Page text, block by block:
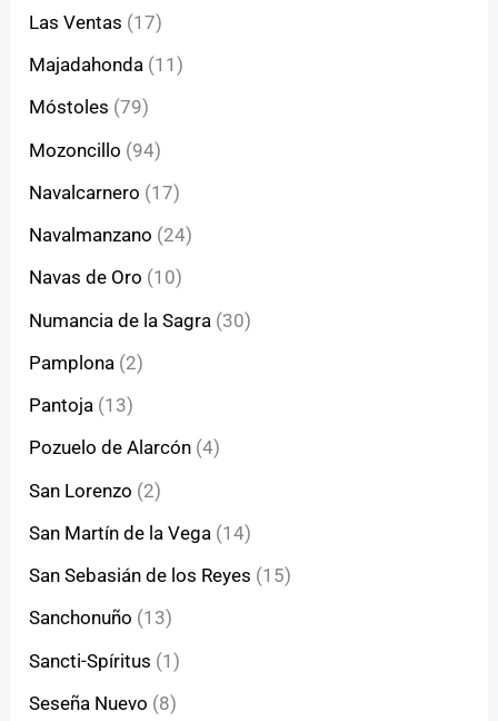
Las Ventas (17)
Majadahonda (11)
Móstoles (79)
Mozoncillo (94)
Navalcarnero (17)
Navalmanzano (24)
Navas de Oro (10)
Numancia de la Sagra (30)
Pamplona (2)
Pantoja (13)
Pozuelo de Alarcón (4)
San Lorenzo (2)
San Martín de la Vega (14)
San Sebasián de los Reyes (15)
Sanchonuño (13)
Sancti-Spíritus (1)
Seseña Nuevo (8)